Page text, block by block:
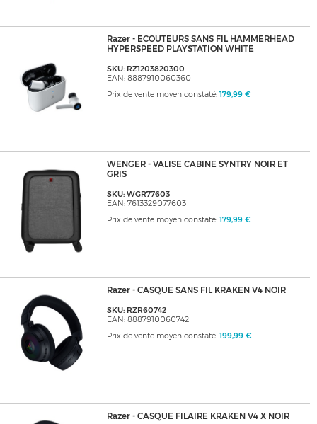
Razer - ECOUTEURS SANS FIL HAMMERHEAD
HYPERSPEED PLAYSTATION WHITE
SKU: RZ1203820300
EAN: 8887910060360
Prix de vente moyen constaté: 179,99 €
WENGER - VALISE CABINE SYNTRY NOIR ET
GRIS
SKU: WGR77603
EAN: 7613329077603
Prix de vente moyen constaté: 179,99 €
Razer - CASQUE SANS FIL KRAKEN V4 NOIR
SKU: RZR60742
EAN: 8887910060742
Prix de vente moyen constaté: 199,99 €
Razer - CASQUE FILAIRE KRAKEN V4 X NOIR